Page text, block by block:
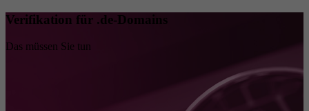
Verifikation für .de-Domains
Das müssen Sie tun